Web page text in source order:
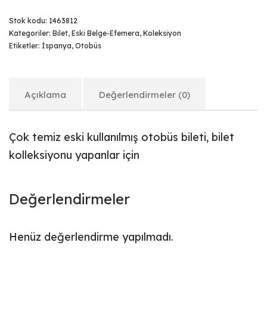
Stok kodu: 1463812
Kategoriler: Bilet, Eski Belge-Efemera, Koleksiyon
Etiketler: İspanya, Otobüs
Açıklama Değerlendirmeler (0)
Çok temiz eski kullanılmış otobüs bileti, bilet
kolleksiyonu yapanlar için
Değerlendirmeler
Henüz değerlendirme yapılmadı.